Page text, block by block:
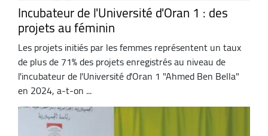
Incubateur de l'Université d'Oran 1 : des
projets au féminin
Les projets initiés par les femmes représentent un taux
de plus de 71% des projets enregistrés au niveau de
l'incubateur de l'Université d'Oran 1 "Ahmed Ben Bella"
en 2024, a-t-on ...